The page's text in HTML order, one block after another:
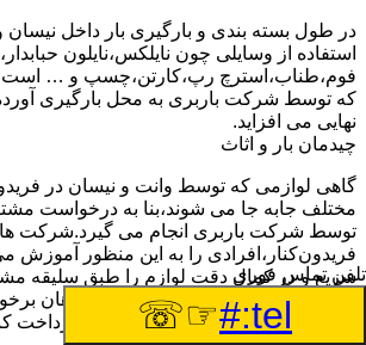
در طول بسته بندی و بارگیری بار داخل نیسان و
استفاده از وسایلی چون نایلکس،نایلون
فوم،طناب،استرچ رپ،کارتن،چسپ و …
که توسط شرکت باربری به محل بارگیری
نهایی می افزاید.
چیدمان بار و اثاث
گاهی لوازمی که توسط وانت و نیسان در
مختلف جابه جا می شوند،بنا به درخواست
توسط شرکت باربری انجام می گیرد.شرکت های
فریدون‌کنار،افرادی را به این منظور آموزش
سریع و در کمال دقت لوازم را طبق سلیقه
قرار می دهند.در صورتی که افراد خواهان
باشند،باید هزینه های باربری بیشتری پرداخت
تلفن تماس فوری
tel:#
☞☏